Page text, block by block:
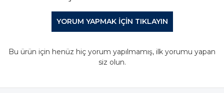
YORUM YAPMAK IÇIN TIKLAYIN
Bu ürün için henüz hiç yorum yapılmamış, ilk yorumu yapan
siz olun.